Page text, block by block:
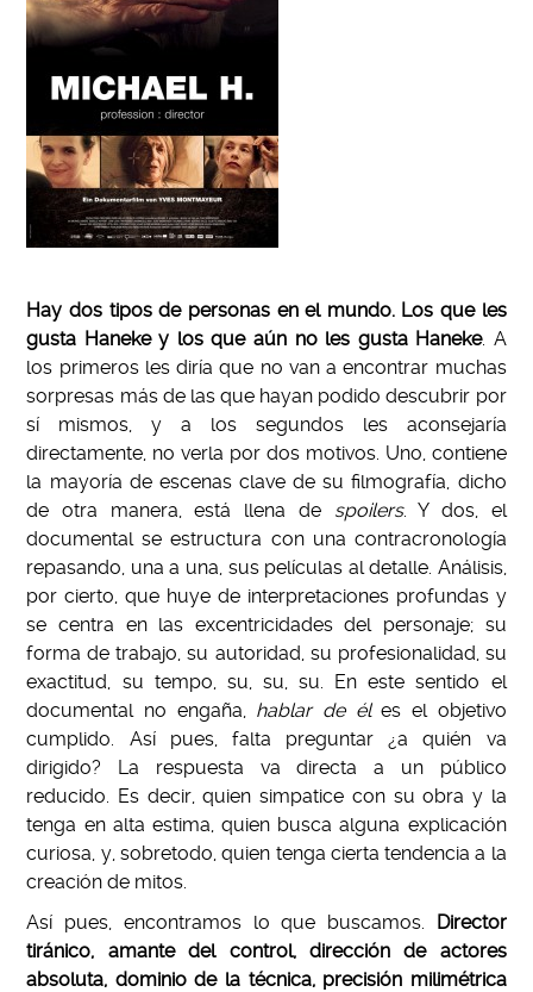
Hay dos tipos de personas en el mundo. Los que les
gusta Haneke y los que aún no les gusta Haneke. A
los primeros les diría que no van a encontrar muchas
sorpresas más de las que hayan podido descubrir por
sí mismos, y a los segundos les aconsejaría
directamente, no verla por dos motivos. Uno, contiene
la mayoría de escenas clave de su filmografía, dicho
de otra manera, está llena de spoilers. Y dos, el
documental se estructura con una contracronología
repasando, una a una, sus películas al detalle. Análisis,
por cierto, que huye de interpretaciones profundas y
se centra en las excentricidades del personaje; su
forma de trabajo, su autoridad, su profesionalidad, su
exactitud, su tempo, su, su, su. En este sentido el
documental no engaña, hablar de éles el objetivo
cumplido. Así pues, falta preguntar ¿a quién va
dirigido? La respuesta va directa a un público
reducido. Es decir, quien simpatice con su obra y la
tenga en alta estima, quien busca alguna explicación
curiosa, y, sobretodo, quien tenga cierta tendencia a la
creación de mitos.
Así pues, encontramos lo que buscamos. Director
tiránico, amante del control, dirección de actores
absoluta, dominio de la técnica, precisión milimétrica